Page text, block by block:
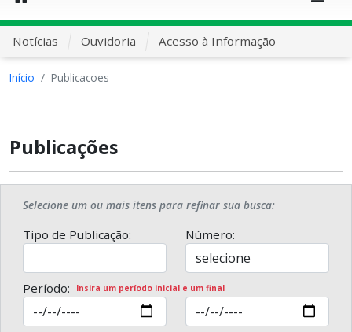
Notícias Ouvidoria Acesso à Informação
Início Publicacoes
Publicações
Selecione um ou mais itens para refinar sua busca:
Tipo de Publicação: Número:
Período: Insira um período inicial e um final